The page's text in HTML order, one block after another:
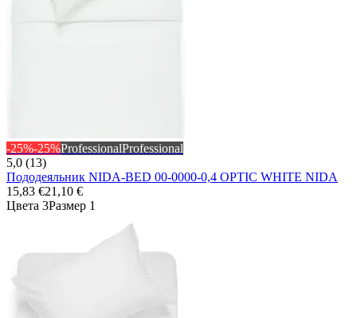
-25%-25%ProfessionalProfessional
5,0 (13)
Пододеяльник NIDA-BED 00-0000-0,4 OPTIC WHITE NIDA
15,83 €21,10 €
Цвета 3Размер 1